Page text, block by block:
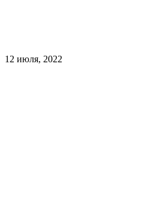
12 июля, 2022